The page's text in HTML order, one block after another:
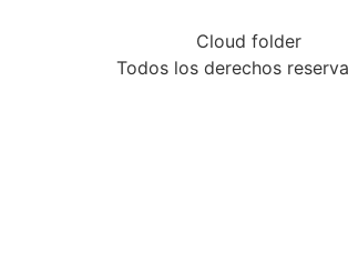
Cloud folder
Todos los derechos